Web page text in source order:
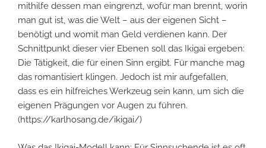
mithilfe dessen man eingrenzt, wofür man brennt, worin
man gut ist, was die Welt – aus der eigenen Sicht –
benötigt und womit man Geld verdienen kann. Der
Schnittpunkt dieser vier Ebenen soll das Ikigai ergeben:
Die Tätigkeit, die für einen Sinn ergibt. Für manche mag
das romantisiert klingen. Jedoch ist mir aufgefallen,
dass es ein hilfreiches Werkzeug sein kann, um sich die
eigenen Prägungen vor Augen zu führen.
(https://karlhosang.de/ikigai/)